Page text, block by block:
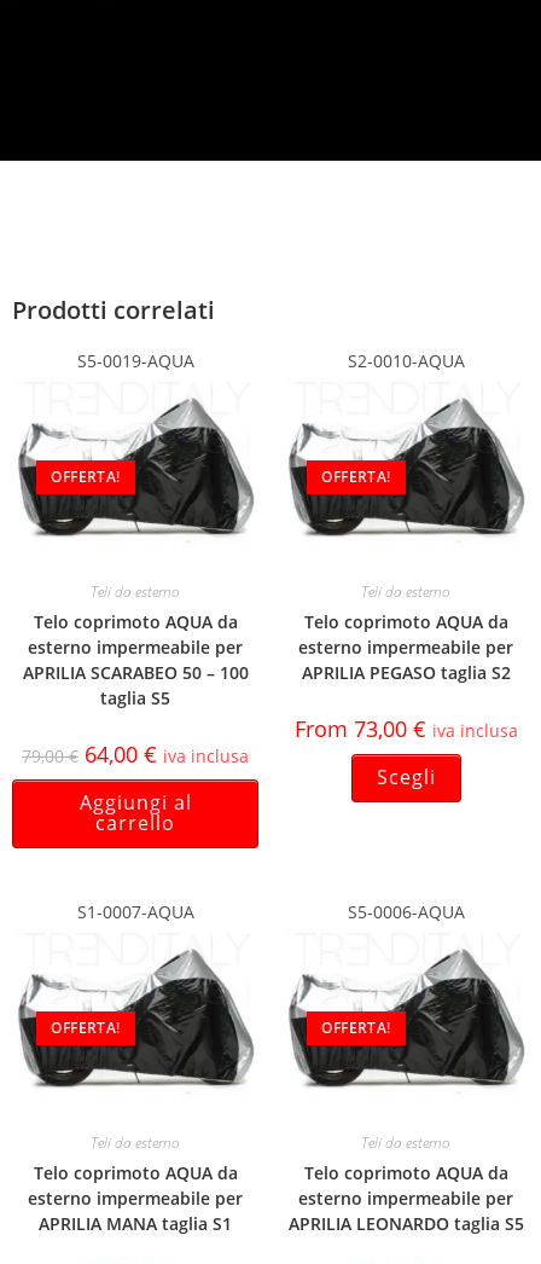
Prodotti correlati
S5-0019-AQUA
OFFERTA!
Teli da esterno
Telo coprimoto AQUA da
esterno impermeabile per
APRILIA SCARABEO 50 – 100
taglia S5
79,00€ 64,00 € iva inclusa
Aggiungi al
carrello
S2-0010-AQUA
OFFERTA!
Teli da esterno
Telo coprimoto AQUA da
esterno impermeabile per
APRILIA PEGASO taglia S2
From 73,00 € iva inclusa
Scegli
S1-0007-AQUA
OFFERTA!
Teli da esterno
Telo coprimoto AQUA da
esterno impermeabile per
APRILIA MANA taglia S1
S5-0006-AQUA
OFFERTA!
Teli da esterno
Telo coprimoto AQUA da
esterno impermeabile per
APRILIA LEONARDO taglia S5